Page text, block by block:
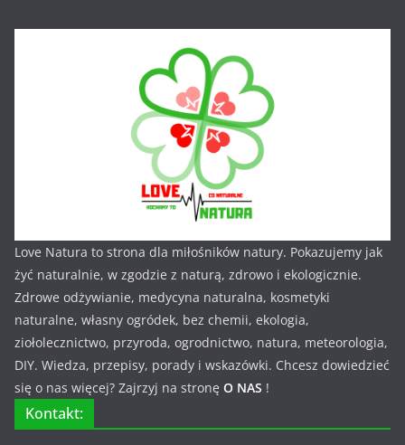
Love Natura to strona dla miłośników natury. Pokazujemy jak
żyć naturalnie, w zgodzie z naturą, zdrowo i ekologicznie.
Zdrowe odżywianie, medycyna naturalna, kosmetyki
naturalne, własny ogródek, bez chemii, ekologia,
ziołolecznictwo, przyroda, ogrodnictwo, natura, meteorologia,
DIY. Wiedza, przepisy, porady i wskazówki. Chcesz dowiedzieć
się o nas więcej? Zajrzyj na stronę O NAS !
Kontakt: